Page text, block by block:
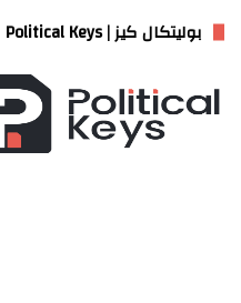
بوليتكال كيز | Political Keys